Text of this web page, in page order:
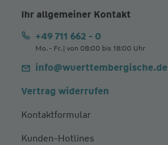
Ihr allgemeiner Kontakt
+49 711 662 - 0
Mo. - Fr. | von 08:00 bis 18:00 Uhr
info@wuerttembergische.de
Vertrag widerrufen
Kontaktformular
Kunden-Hotlines